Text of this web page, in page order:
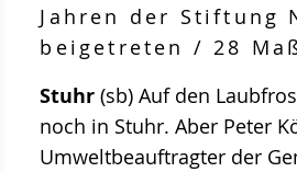
Jahren der Stiftung
beigetreten / 28
Stuhr(sb) Auf den
noch in Stuhr. Aber Peter
Umweltbeauftragter der